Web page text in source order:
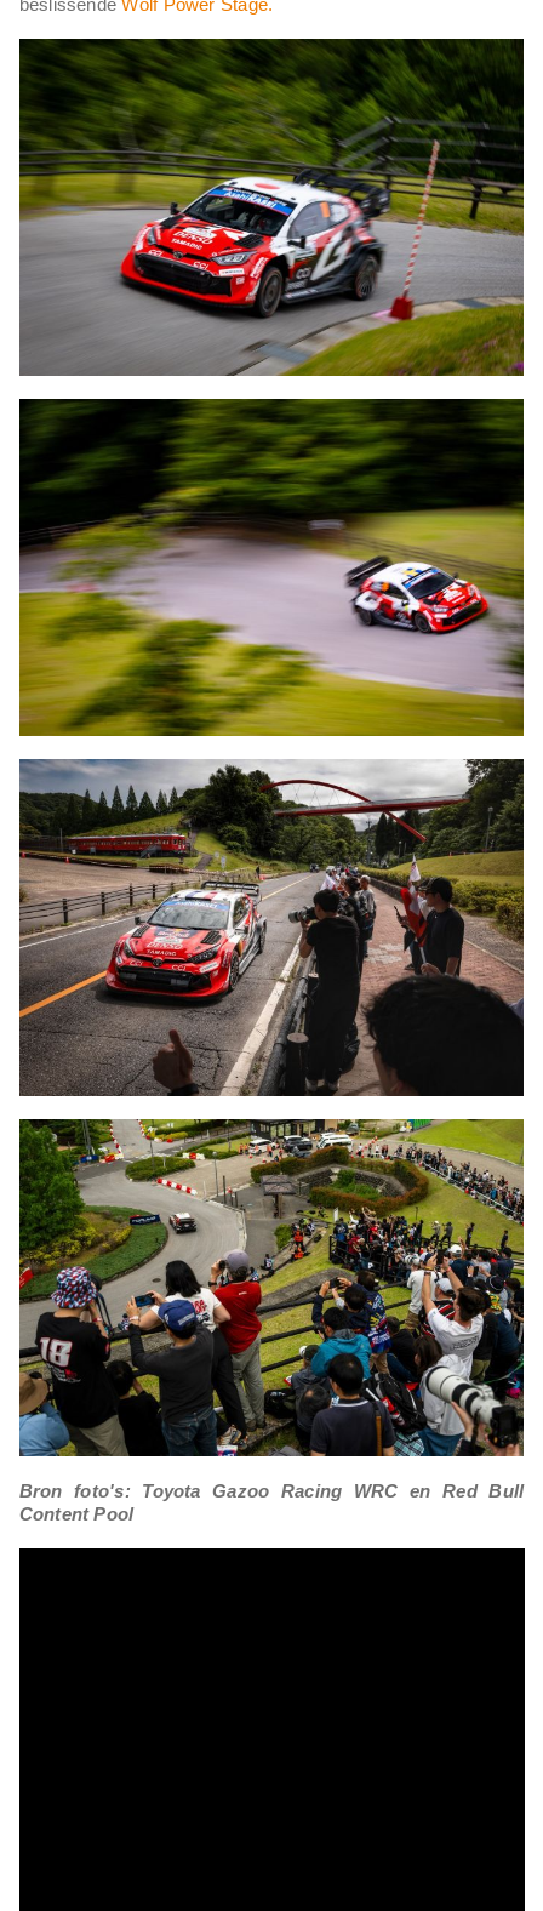
Bron foto's: Toyota Gazoo Racing WRC en Red Bull
Content Pool